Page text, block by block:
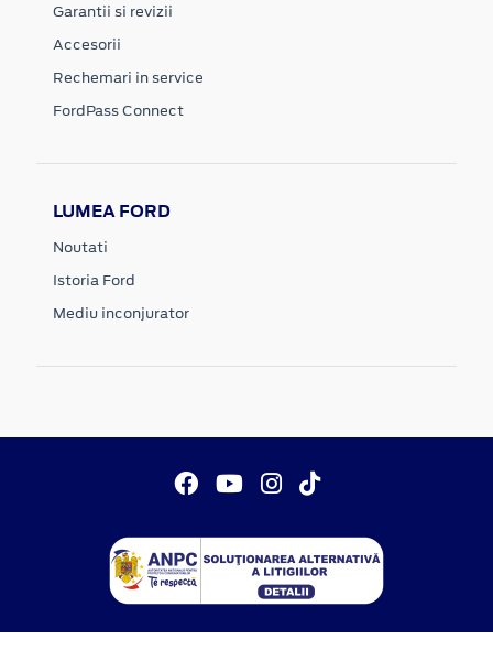
Garantii si revizii
Accesorii
Rechemari in service
FordPass Connect
LUMEA FORD
Noutati
Istoria Ford
Mediu inconjurator